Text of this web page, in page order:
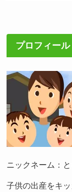
プロフィール
ニックネーム：
子供の出産をキ